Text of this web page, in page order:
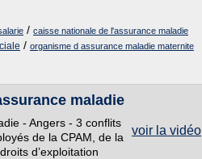
/ caisse nationale de l'assurance maladie
/ organisme d assurance maladie maternite
maladie
voir la vidéo
- Angers - 3 conflits
de la CPAM, de la
d’exploitation